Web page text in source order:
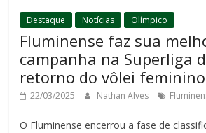
Destaque Notícias Olímpico
Fluminense faz sua
campanha na Superliga
retorno do vôlei feminino
22/03/2025 Nathan Alves
O Fluminense encerrou a fase de